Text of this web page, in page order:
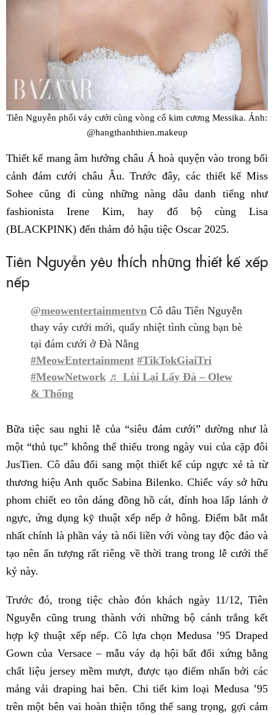
Tiên Nguyễn phối váy cưới cùng vòng cổ kim cương Messika. Ảnh:
@hangthanhthien.makeup
Thiết kế mang âm hưởng châu Á hoà quyện vào trong bối
cảnh đám cưới châu Âu. Trước đây, các thiết kế Miss
Sohee cũng đi cùng những nàng dâu danh tiếng như
fashionista Irene Kim, hay đổ bộ cùng Lisa
(BLACKPINK) đến thảm đỏ hậu tiệc Oscar 2025.
Tiên Nguyễn yêu thích những thiết kế xếp
nếp
@meowentertainmentvn Cô dâu Tiên Nguyễn
thay váy cưới mới, quẩy nhiệt tình cùng bạn bè
tại đám cưới ở Đà Nẵng
#MeowEntertainment #TikTokGiaiTri
#MeowNetwork ♬ Lùi Lại Lấy Đà – Olew
& Thống
Bữa tiệc sau nghi lễ của “siêu đám cưới” dường như là
một “thủ tục” không thể thiếu trong ngày vui của cặp đôi
JusTien. Cô dâu đổi sang một thiết kế cúp ngực xẻ tà từ
thương hiệu Anh quốc Sabina Bilenko. Chiếc váy sở hữu
phom chiết eo tôn dáng đồng hồ cát, đính hoa lấp lánh ở
ngực, ứng dụng kỹ thuật xếp nếp ở hông. Điểm bắt mắt
nhất chính là phần váy tà nối liền với vòng tay độc đáo và
tạo nên ấn tượng rất riêng về thời trang trong lễ cưới thế
kỷ này.
Trước đó, trong tiệc chào đón khách ngày 11/12, Tiên
Nguyễn cũng trung thành với những bộ cánh trắng kết
hợp kỹ thuật xếp nếp. Cô lựa chọn Medusa ’95 Draped
Gown của Versace – mẫu váy dạ hội bất đối xứng bằng
chất liệu jersey mềm mượt, được tạo điểm nhấn bởi các
mảng vải draping hai bên. Chi tiết kim loại Medusa ’95
trên một bên vai hoàn thiện tổng thể sang trọng, gợi cảm